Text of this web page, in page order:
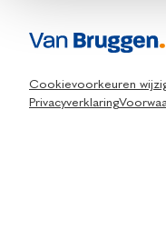
Cookievoorkeuren
Privacyverklaring